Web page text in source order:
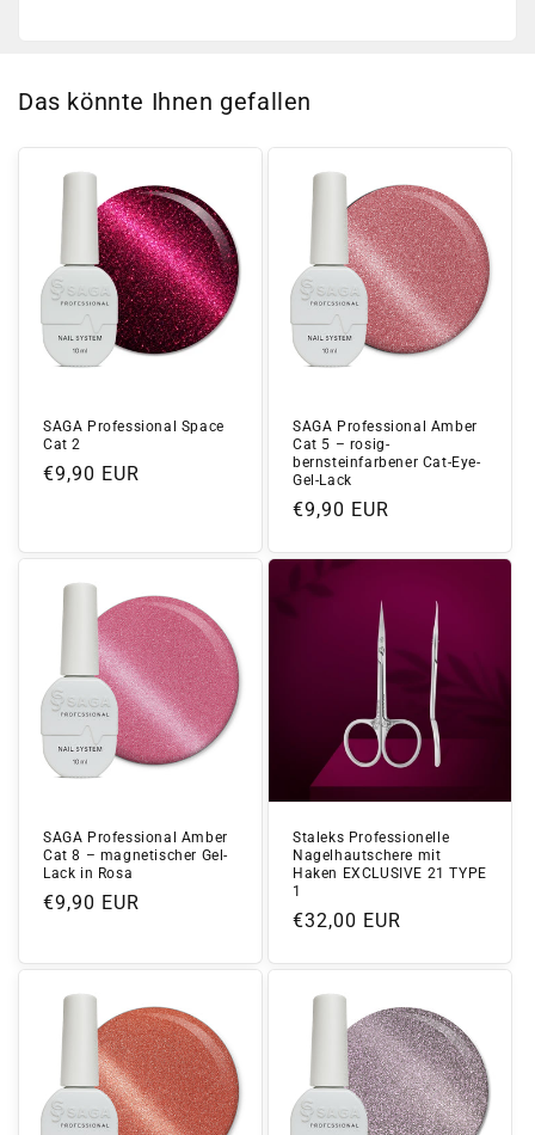
Das könnte Ihnen gefallen
SAGA Professional Space
Cat 2
Normaler
€9,90 EUR
SAGA Professional Amber
Cat 5 – rosig-
bernsteinfarbener Cat-Eye-
Gel-Lack
Normaler
€9,90 EUR
SAGA Professional Amber
Cat 8 – magnetischer Gel-
Lack in Rosa
Normaler
€9,90 EUR
Staleks Professionelle
Nagelhautschere mit
Haken EXCLUSIVE 21 TYPE
1
Normaler
€32,00 EUR